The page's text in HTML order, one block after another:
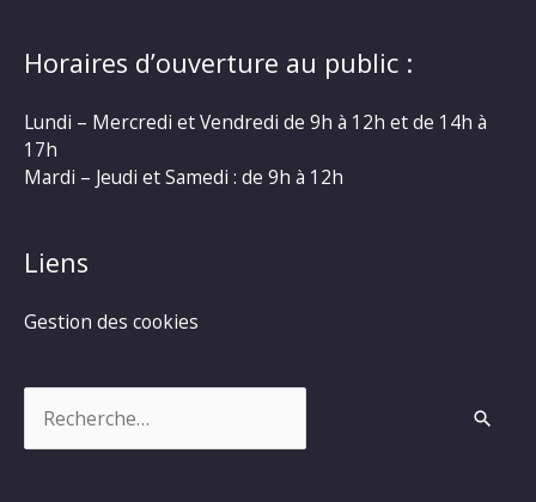
Horaires d’ouverture au public :
Lundi – Mercredi et Vendredi de 9h à 12h et de 14h à
17h
Mardi – Jeudi et Samedi : de 9h à 12h
Liens
Gestion des cookies